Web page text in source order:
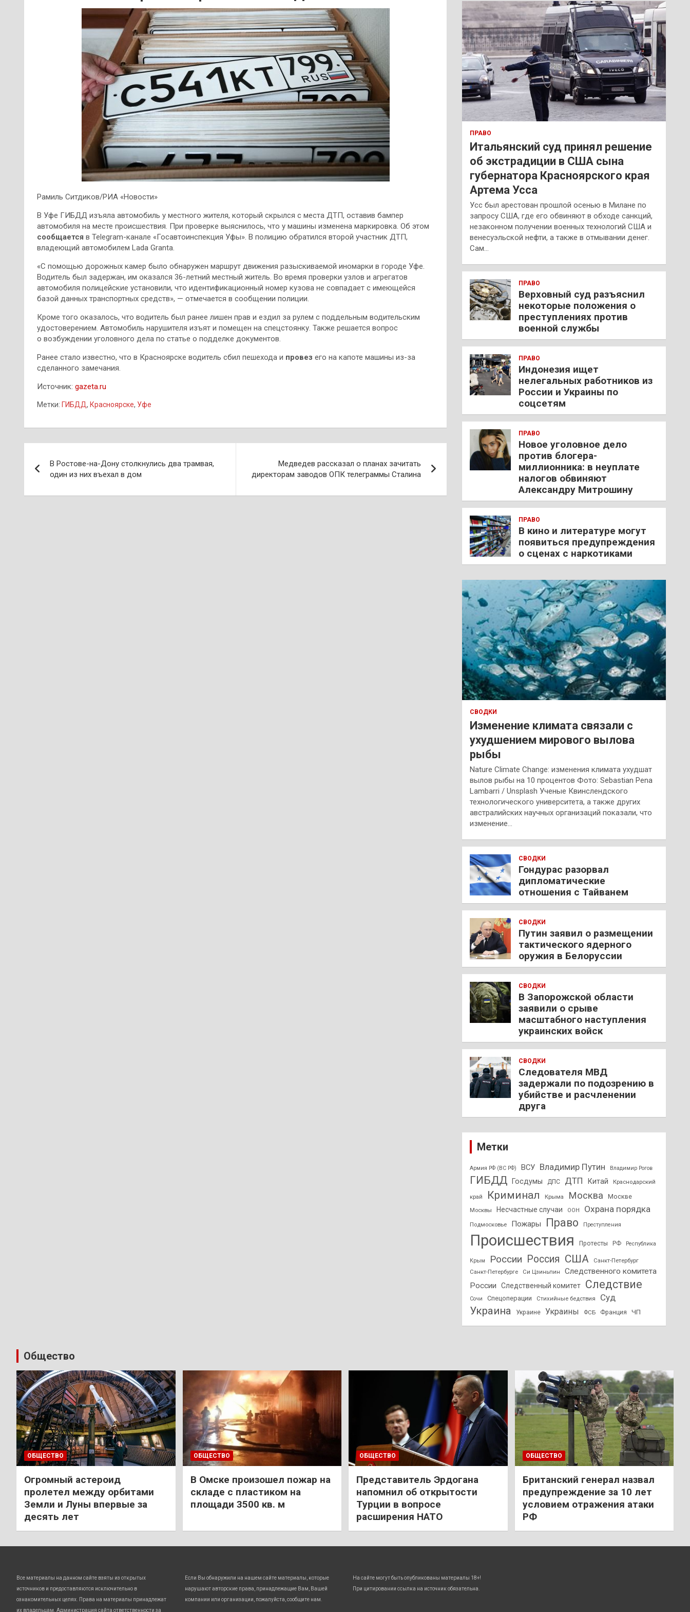
Рамиль Ситдиков/РИА «Новости»
В Уфе ГИБДД изъяла автомобиль у местного жителя, который скрылся с места ДТП, оставив бампер
автомобиля на месте происшествия. При проверке выяснилось, что у машины изменена маркировка. Об этом
сообщается в Telegram-канале «Госавтоинспекция Уфы». В полицию обратился второй участник ДТП,
владеющий автомобилем Lada Granta.
«С помощью дорожных камер было обнаружен маршрут движения разыскиваемой иномарки в городе Уфе.
Водитель был задержан, им оказался 36-летний местный житель. Во время проверки узлов и агрегатов
автомобиля полицейские установили, что идентификационный номер кузова не совпадает с имеющейся
базой данных транспортных средств», — отмечается в сообщении полиции.
Кроме того оказалось, что водитель был ранее лишен прав и ездил за рулем с поддельным водительским
удостоверением. Автомобиль нарушителя изъят и помещен на спецстоянку. Также решается вопрос
о возбуждении уголовного дела по статье о подделке документов.
Ранее стало известно, что в Красноярске водитель сбил пешехода и провез его на капоте машины из-за
сделанного замечания.
Источник: gazeta.ru
Метки: ГИБДД , Красноярске, Уфе
по
записям
В Ростове-на-Дону столкнулись два трамвая,
один из них въехал в дом
Медведев рассказал о планах зачитать
директорам заводов ОПК телеграммы Сталина
к
ПРАВО
Итальянский суд принял решение
об экстрадиции в США сына
губернатора Красноярского края
Артема Усса
Усс был арестован прошлой осенью в Милане по
запросу США, где его обвиняют в обходе санкций,
незаконном получении военных технологий США и
венесуэльской нефти, а также в отмывании денег.
Сам…
ПРАВО
Верховный суд разъяснил
некоторые положения о
преступлениях против
военной службы
ПРАВО
Индонезия ищет
нелегальных работников из
России и Украины по
соцсетям
ПРАВО
Новое уголовное дело
против блогера-
миллионника: в неуплате
налогов обвиняют
Александру Митрошину
ПРАВО
В кино и литературе могут
появиться предупреждения
о сценах с наркотиками
СВОДКИ
Изменение климата связали с
ухудшением мирового вылова
рыбы
Nature Climate Change: изменения климата ухудшат
вылов рыбы на 10 процентов Фото: Sebastian Pena
Lambarri / Unsplash Ученые Квинслендского
технологического университета, а также других
австралийских научных организаций показали, что
изменение…
СВОДКИ
Гондурас разорвал
дипломатические
отношения с Тайванем
СВОДКИ
Путин заявил о размещении
тактического ядерного
оружия в Белоруссии
СВОДКИ
В Запорожской области
заявили о срыве
масштабного наступления
украинских войск
СВОДКИ
Следователя МВД
задержали по подозрению в
убийстве и расчленении
друга
Метки
Армия РФ (ВС РФ) ВСУ Владимир Путин Владимир Рогов
ГИБДД Госдумы ДПС ДТП Китай Краснодарский
край Криминал Крыма Москва Москве
Москвы Несчастные случаи ООН Охрана порядка
Подмосковье Пожары Право Преступления
Происшествия Протесты РФ Республика
Крым России Россия США
Санкт-Петербург
Санкт-Петербурге
Си Цзиньпин
Следственного комитета
России
Следственный комитет Следствие
Сочи Спецоперации Стихийные бедствия Суд
Украина Украине Украины ФСБ Франция ЧП
Общество
ОБЩЕСТВО
Огромный астероид
пролетел между орбитами
Земли и Луны впервые за
десять лет
ОБЩЕСТВО
В Омске произошел пожар на
складе с пластиком на
площади 3500 кв. м
ОБЩЕСТВО
Представитель Эрдогана
напомнил об открытости
Турции в вопросе
расширения НАТО
ОБЩЕСТВО
Британский генерал назвал
предупреждение за 10 лет
условием отражения атаки
РФ
Все материалы на данном сайте взяты из открытых
источников и предоставляются исключительно в
ознакомительных целях. Права на материалы принадлежат
их владельцам. Администрация сайта ответственности за
Если Вы обнаружили на нашем сайте материалы, которые
нарушают авторские права, принадлежащие Вам, Вашей
компании или организации, пожалуйста, сообщите нам.
На сайте могут быть опубликованы материалы 18+!
При цитировании ссылка на источник обязательна.